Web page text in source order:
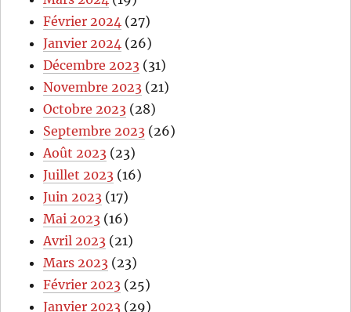
Février 2024 (27)
Janvier 2024 (26)
Décembre 2023 (31)
Novembre 2023 (21)
Octobre 2023 (28)
Septembre 2023 (26)
Août 2023 (23)
Juillet 2023 (16)
Juin 2023 (17)
Mai 2023 (16)
Avril 2023 (21)
Mars 2023 (23)
Février 2023 (25)
Janvier 2023 (29)